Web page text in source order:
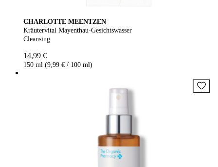
CHARLOTTE MEENTZEN
Kräutervital Mayenthau-Gesichtswasser
Cleansing
14,99 €
150 ml (9,99 € / 100 ml)